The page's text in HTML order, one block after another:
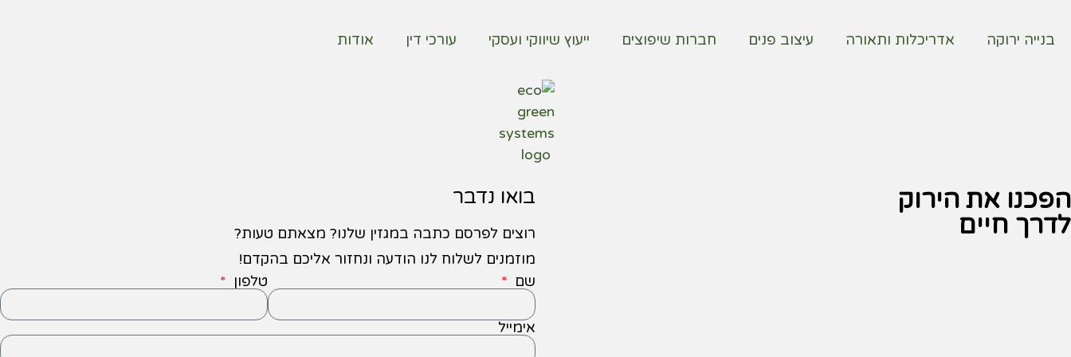
בנייה ירוקה אדריכלות ותאורה עיצוב פנים חברות שיפוצים ייעוץ שיווקי ועסקי עורכי דין אודות
הפכנו את הירוק
לדרך חיים
בואו נדבר
רוצים לפרסם כתבה במגזין שלנו? מצאתם טעות?
מוזמנים לשלוח לנו הודעה ונחזור אליכם בהקדם!
שם
טלפון
אימייל